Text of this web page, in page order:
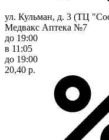
ул. Кульман, д. 3 (ТЦ
Медвакс Аптека №7
до 19:00
в 11:05
до 19:00
20,40 р.